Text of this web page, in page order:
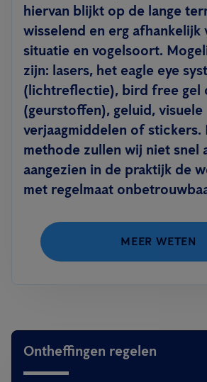
hiervan blijkt op de lange
wisselend en erg afhankelijk
situatie en vogelsoort.
zijn: lasers, het eagle eye
(lichtreflectie), bird free gel
(geurstoffen), geluid, visuele
verjaagmiddelen of stickers.
methode zullen wij niet snel
aangezien in de praktijk de
met regelmaat
MEER WETEN
Ontheffingen regelen